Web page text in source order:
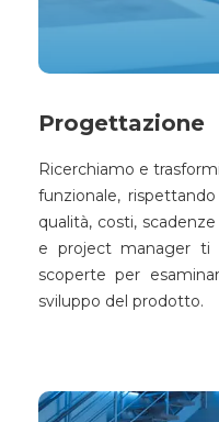
Progettazione
Ricerchiamo e
funzionale,
qualità, costi,
e project manager ti
scoperte per
sviluppo del prodotto.